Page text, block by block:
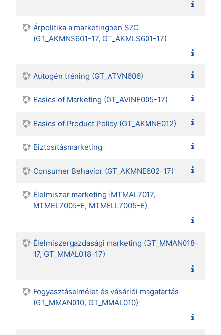
Árpolitika a marketingben SZC
(GT_AKMNS601-17, GT_AKMLS601-17)
Autogén tréning (GT_ATVN606)
Basics of Marketing (GT_AVINE005-17)
Basics of Product Policy (GT_AKMNE012)
Biztosításmarketing
Consumer Behavior (GT_AKMNE602-17)
Élelmiszer marketing (MTMAL7017,
MTMEL7005-E, MTMELL7005-E)
Élelmiszergazdasági marketing (GT_MMAN018-
17, GT_MMAL018-17)
Fogyasztáselmélet és vásárlói magatartás
(GT_MMAN010, GT_MMAL010)